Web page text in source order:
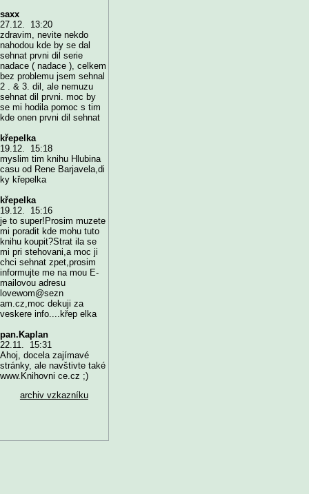
saxx
27.12. 13:20
zdravim, nevite nekdo
nahodou kde by se dal
sehnat prvni dil serie
nadace ( nadace ), celkem
bez problemu jsem sehnal
2 . & 3. dil, ale nemuzu
sehnat dil prvni. moc by
se mi hodila pomoc s tim
kde onen prvni dil sehnat
křepelka
19.12. 15:18
myslim tim knihu Hlubina
casu od Rene Barjavela,di
ky křepelka
křepelka
19.12. 15:16
je to super!Prosim muzete
mi poradit kde mohu tuto
knihu koupit?Strat ila se
mi pri stehovani,a moc ji
chci sehnat zpet,prosim
informujte me na mou E-
mailovou adresu
lovewom@sezn
am.cz,moc dekuji za
veskere info....křep elka
pan.Kaplan
22.11. 15:31
Ahoj, docela zajímavé
stránky, ale navštivte také
www.Knihovni ce.cz ;)
archiv vzkazníku